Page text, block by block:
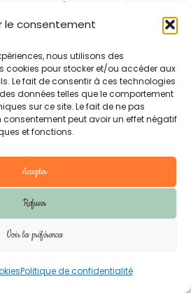
le consentement
nous utilisons des
cookies pour stocker et/ou accéder aux
Le fait de consentir à ces technologies
données telles que le comportement
sur ce site. Le fait de ne pas
consentement peut avoir un effet négatif
et fonctions.
Accepter
Refuser
Voir les préférences
Politique de confidentialité
Normandie
août 1944
. De même, certains
ceux duVercors
recours à des chevaux
discrets. Pour
généalogiques, les
locaux (ex : musées de
peuvent révéler des
méconnues.